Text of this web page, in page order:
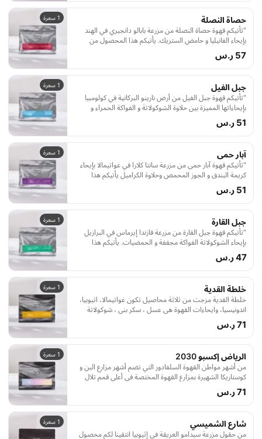
بتصميمها العملي والمناسب لكل الأكواب"
1 سعرة حصاة النصلة
"تأتيكم قهوة حصاة النصلة من مزرعة بابالو دانجيري في الهند
بإيحاء الفانيليا و حامض الستريك. يأتيكم هذا المحصول من
سلالة الأرابيكا الفريدة، تمت معالجته عن طريق الغسل وحُمص
بحب في مصنعنا بمدينة الرياض ليقدّم إليكم بأفضل جودة
57 ر.س
1 سعرة جبل الفيل
"تأتيكم قهوة جبل الفيل من أرض نارينو البركانية في كولومبيا
بإيحاءاتها المميزة بين حلاوة الشوكولاتة و الفواكة الحمراء و
حموضة البرتقال والمكسرات. يأتيكم هذا المحصول من سلالة
الكاستيجو الفريدة، تمت معالجته بالطريقة المغسولة وحُمص
51 ر.س
1 سعرة آبار حمى
"تأتيكم قهوة آبار حمى من مزرعة سانتا كلارا في غواتيمالا بإيحاء
كريمة البندق و الجوز المحمص وحلاوة الكراميل يأتيكم هذا
المحصول من سلالة البوربون الفريدة، تمت معالجته عن طريق
الغسل وحُمص بحب في مصنعنا بمدينة الرياض ليقدّم إليكم
51 ر.س
1 سعرة جبل القارة
"تأتيكم قهوة جبل القارة من مزرعة فازندا إيرماس في البرازيل
بإيحاء الشوكولاتة الفواكة مجففة و الحمضيات. يأتيكم هذا
المحصول من سلالة البوربون الفريدة، تمت معالجته بالتجفيف
وحُمص بحب في مصنعنا بمدينة الرياض ليقدّم إليكم بأفضل
47 ر.س
1 سعرة خلطة القدية
خلطة القدية مزجت من ثلاثة محاصيل تكون غواتيمالا، اثيوبيا،
اندونيسيا، وايحاءات القهوة هي عسل ، سكر بني ، شوكولاتة
71 ر.س
1 سعرة الرياض إكسبو 2030
من أشهر مواطن القهوة السلفادور التي تضم أشهر مزارع البن و
كوستاريكا الشهيرة بمزارع القهوة المختصة في أعلى قمم تلال
جزيرة بيكيسي اخترنا لكم هذا المحصول الفاخر بإيحاءات الكرز
والبراوني والفواكه الصفراء ومعالجة مجففة وعسلية ليصنع لك
71 ر.س
1 سعرة شارع الشميسي
من حقول مزرعة سيدامو العريقة في إثيوبيا انتقينا لكم محصول